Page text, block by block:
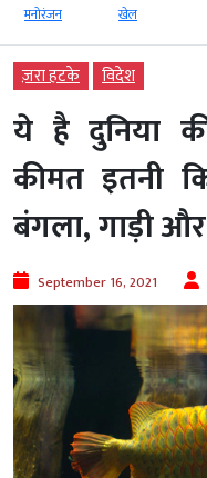
मनोरंजन खेल
ज़रा हटके विदेश
ये है दुनिया
कीमत इतनी
बंगला, गाड़ी
September 16, 2021